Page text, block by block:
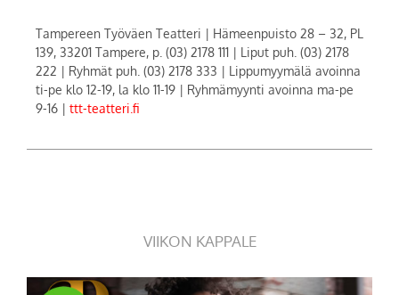
Tampereen Työväen Teatteri | Hämeenpuisto 28 – 32, PL
139, 33201 Tampere, p. (03) 2178 111 | Liput puh. (03) 2178
222 | Ryhmät puh. (03) 2178 333 | Lippumyymälä avoinna
ti-pe klo 12-19, la klo 11-19 | Ryhmämyynti avoinna ma-pe
9-16 | ttt-teatteri.fi
VIIKON KAPPALE